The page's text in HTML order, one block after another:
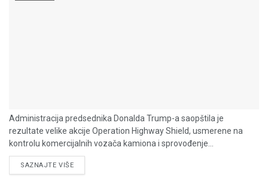
Administracija predsednika Donalda Trump-a saopštila je
rezultate velike akcije Operation Highway Shield, usmerene na
kontrolu komercijalnih vozača kamiona i sprovođenje...
SAZNAJTE VIŠEDETAILS